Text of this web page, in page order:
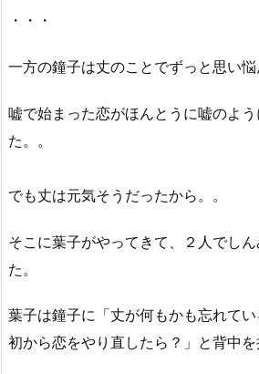
・・・
一方の鐘子は丈のことでずっと思い悩
嘘で始まった恋がほんとうに嘘のよ
た。。
でも丈は元気そうだったから。。
そこに葉子がやってきて、２人でし
た。
葉子は鐘子に「丈が何もかも忘れて
初から恋をやり直したら？」と背中を